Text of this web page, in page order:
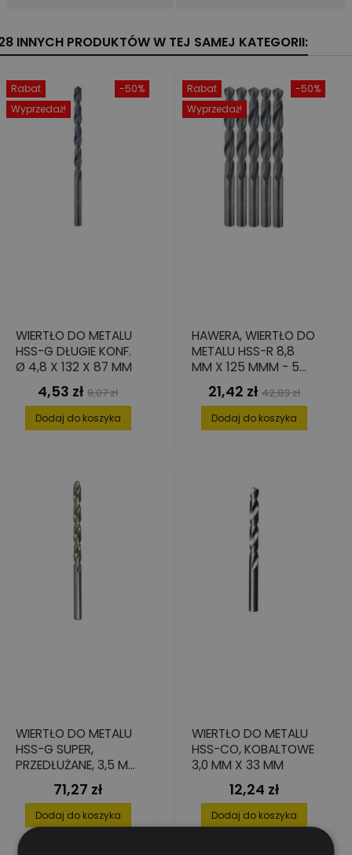
INNYCH PRODUKTÓW W TEJ SAMEJ KATEGORII:
-50%
Rabat
Wyprzedaż!
WIERTŁO DO METALU
HSS-G DŁUGIE KONF.
Ø 4,8 X 132 X 87 MM
Cena
4,53 zł Cena
podstawowa
9,07 zł
Dodaj do koszyka
-50%
Rabat
Wyprzedaż!
HAWERA, WIERTŁO DO
METALU HSS-R 8,8
MM X 125 MMM - 5
SZT.Cena
21,42 zł Cena
podstawowa
42,83 zł
Dodaj do koszyka
WIERTŁO DO METALU
HSS-G SUPER,
PRZEDŁUŻANE, 3,5 MM
(10 SZT.)Cena
71,27 zł
Dodaj do koszyka
WIERTŁO DO METALU
HSS-CO, KOBALTOWE
3,0 MM X 33 MM
Cena
12,24 zł
Dodaj do koszyka